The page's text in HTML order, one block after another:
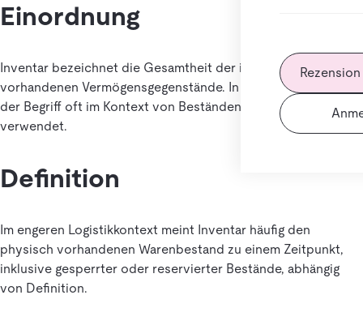
Einordnung
Inventar bezeichnet die Gesamtheit der im Unternehmen
vorhandenen Vermögensgegenstände. In der Logistik wird
der Begriff oft im Kontext von Beständen und Inventur
verwendet.
Definition
Im engeren Logistikkontext meint Inventar häufig den
physisch vorhandenen Warenbestand zu einem Zeitpunkt,
inklusive gesperrter oder reservierter Bestände, abhängig
von Definition.